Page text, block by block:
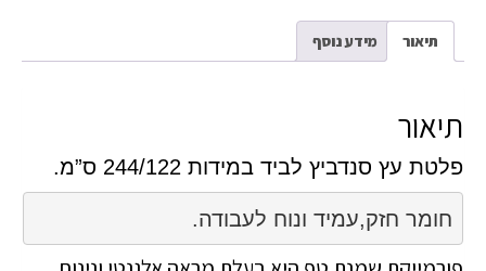
תיאור מידע נוסף
תיאור
פלטת עץ סנדביץ לביד במידות 244/122 ס”מ.
חומר חזק,עמיד ונוח לעבודה.